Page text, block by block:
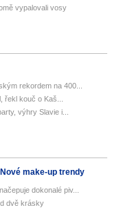
vypalovali vosy
rekordem na 400...
kouč o Kaš...
výhry Slavie i...
Nové make-up trendy
dokonalé piv...
dvě krásky